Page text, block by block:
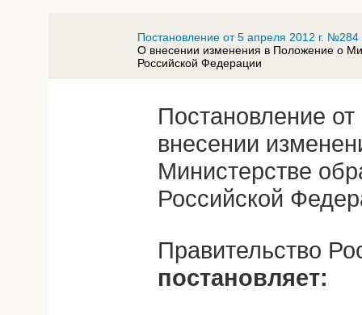
Постановление от 5 апреля 2012 г. №284
О внесении изменения в Положение о
Российской Федерации
Постановление
внесении
Министерстве
Российской
Правительство
постановляет: